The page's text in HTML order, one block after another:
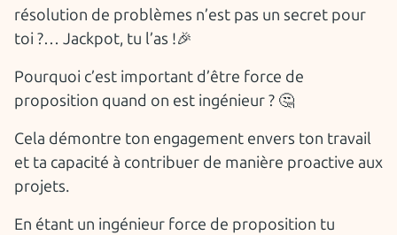
résolution de problèmes n’est pas un secret pour
toi ?… Jackpot, tu l’as !🎉
Pourquoi c’est important d’être force de
proposition quand on est ingénieur ? 🤔
Cela démontre ton engagement envers ton travail
et ta capacité à contribuer de manière proactive aux
projets.
En étant un ingénieur force de proposition tu